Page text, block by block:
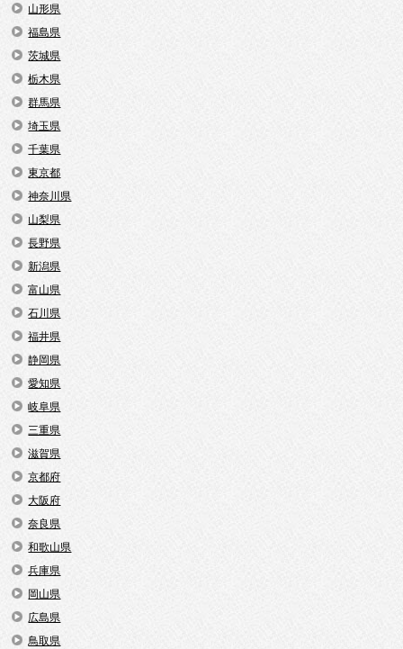
山形県
福島県
茨城県
栃木県
群馬県
埼玉県
千葉県
東京都
神奈川県
山梨県
長野県
新潟県
富山県
石川県
福井県
静岡県
愛知県
岐阜県
三重県
滋賀県
京都府
大阪府
奈良県
和歌山県
兵庫県
岡山県
広島県
鳥取県